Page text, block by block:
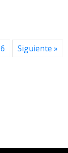
Siguiente »